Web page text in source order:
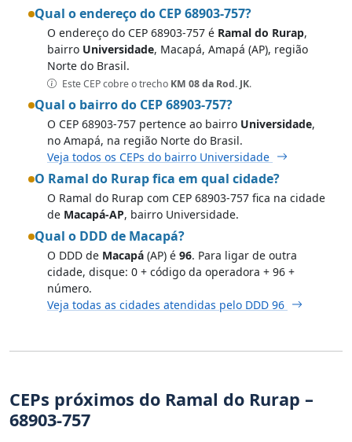
Qual o endereço do CEP 68903-757?
O endereço do CEP 68903-757 é Ramal do Rurap,
bairro Universidade, Macapá, Amapá (AP), região
Norte do Brasil.
Este CEP cobre o trecho KM 08 da Rod. JK.
Qual o bairro do CEP 68903-757?
O CEP 68903-757 pertence ao bairro Universidade,
no Amapá, na região Norte do Brasil.
Veja todos os CEPs do bairro Universidade
O Ramal do Rurap fica em qual cidade?
O Ramal do Rurap com CEP 68903-757 fica na cidade
de Macapá-AP, bairro Universidade.
Qual o DDD de Macapá?
O DDD de Macapá (AP) é 96. Para ligar de outra
cidade, disque: 0 + código da operadora + 96 +
número.
Veja todas as cidades atendidas pelo DDD 96
CEPs próximos do Ramal do Rurap –
68903-757